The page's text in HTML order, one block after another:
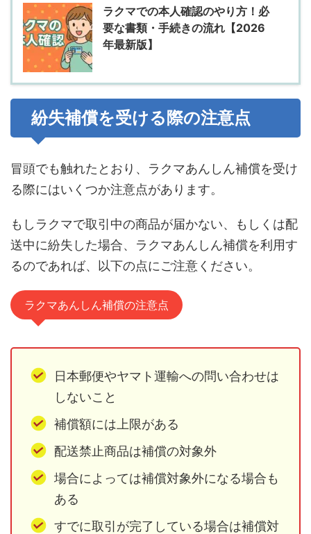
ラクマでの本人確認のやり方！必
要な書類・手続きの流れ【2026
年最新版】
紛失補償を受ける際の注意点
冒頭でも触れたとおり、ラクマあんしん補償を受け
る際にはいくつか注意点があります。
もしラクマで取引中の商品が届かない、もしくは配
送中に紛失した場合、ラクマあんしん補償を利用す
るのであれば、以下の点にご注意ください。
ラクマあんしん補償の注意点
日本郵便やヤマト運輸への問い合わせは
しないこと
補償額には上限がある
配送禁止商品は補償の対象外
場合によっては補償対象外になる場合も
ある
すでに取引が完了している場合は補償対